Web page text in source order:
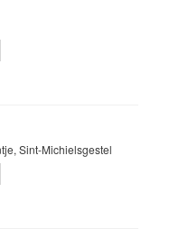
Sint-Michielsgestel